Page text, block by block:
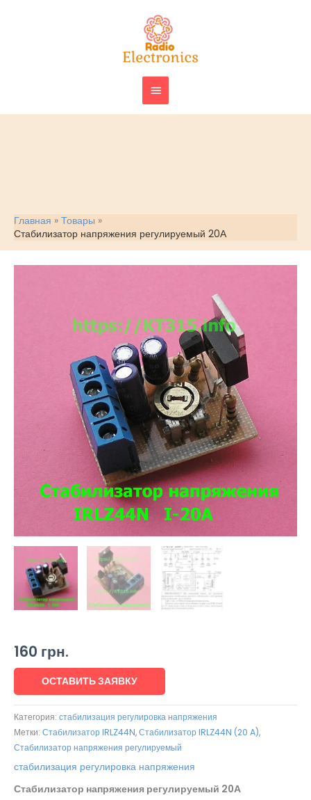
ГЛАВНОЕ
МЕНЮ
Главная
Товары
Стабилизатор напряжения регулируемый 20А
160 грн.
ОСТАВИТЬ ЗАЯВКУ
Категория: стабилизация регулировка напряжения
Метки: Стабилизатор IRLZ44N,Стабилизатор IRLZ44N (20 A),
Стабилизатор напряжения регулируемый
стабилизация регулировка напряжения
Стабилизатор напряжения регулируемый 20А